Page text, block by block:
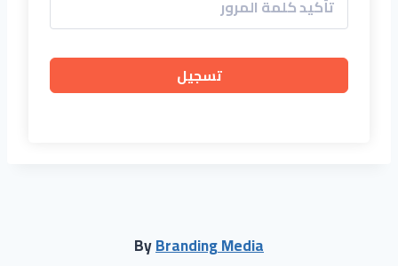
تسجيل
ByBranding Media